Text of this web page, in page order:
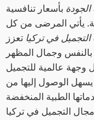
الجودة
يأتي المرضى من كل
في تركيا تعزز
وجهة عالمية للتجميل
الوصول إليها من
التجميل في تركيا